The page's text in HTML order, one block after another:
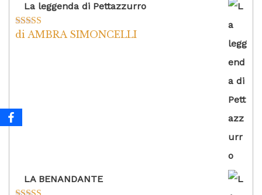
La leggenda di Pettazzurro
Valutato5su
di AMBRA SIMONCELLI
LA BENANDANTE